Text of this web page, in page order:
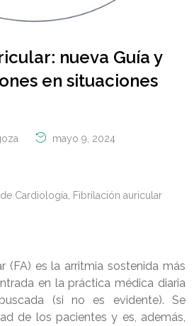
nueva Guía y
en situaciones
mayo 9, 2024
Cardiología Fibrilación auricular
(FA) es la arritmia sostenida más
en la práctica médica diaria
(si no es evidente). Se
de los pacientes y es, además,